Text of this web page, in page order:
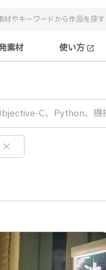
素材 使い方 open_in_new
clear